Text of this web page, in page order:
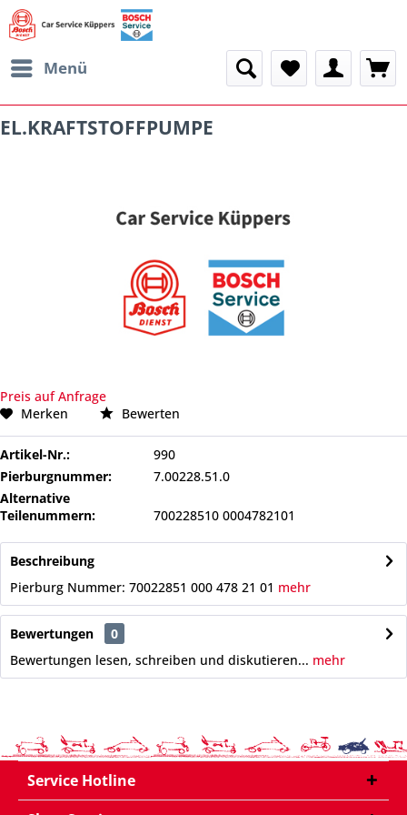
Menü
EL.KRAFTSTOFFPUMPE
Preis auf Anfrage
Merken
Bewerten
Artikel-Nr.:
990
Pierburgnummer:
7.00228.51.0
Alternative
Teilenummern:
700228510 0004782101
Beschreibung
Pierburg Nummer: 70022851 000 478 21 01 mehr
Bewertungen
0
Bewertungen lesen, schreiben und diskutieren... mehr
Service Hotline